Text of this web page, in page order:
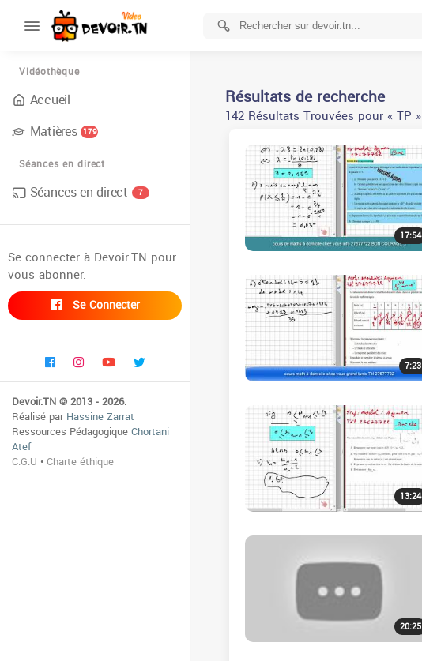
Vidéothèque
Accueil
Matières 179
Séances en direct
Séances en direct 7
Se connecter à Devoir.TN pour
vous abonner.
Se Connecter
Devoir.TN © 2013 - 2026.
Réalisé parHassine Zarrat
Ressources PédagogiqueChortani
Atef
C.G.U •Charte éthique
Résultats de recherche
142 Résultats Trouvées pour « TP »
17:54
7:23
13:24
20:25